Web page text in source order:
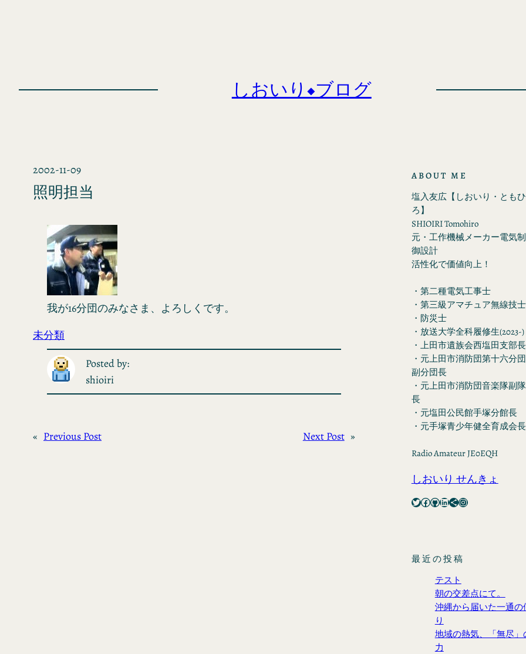
しおいり◆ブログ
2002-11-09
照明担当
我が16分団のみなさま、よろしくです。
未分類
Posted by:
shioiri
« Previous Post Next Post »
ABOUT ME
塩入友広【しおいり・ともひ
ろ】
SHIOIRI Tomohiro
元・工作機械メーカー電気制
御設計
活性化で価値向上！
・第二種電気工事士
・第三級アマチュア無線技士
・防災士
・放送大学全科履修生(2023-)
・上田市遺族会西塩田支部長
・元上田市消防団第十六分団
副分団長
・元上田市消防団音楽隊副隊
長
・元塩田公民館手塚分館長
・元手塚青少年健全育成会長
Radio Amateur JE0EQH
しおいり せんきょ
Twitter Facebook GitHub LinkedIn Share Icon Instagram
最近の投稿
テスト
朝の交差点にて。
沖縄から届いた一通の
り
地域の熱気、「無尽」
力